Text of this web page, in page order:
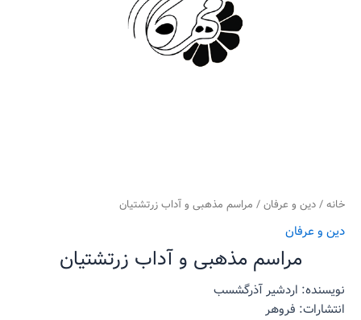
خانه/دین و عرفان/ مراسم مذهبی و آداب زرتشتیان
دین و عرفان
مراسم مذهبی و آداب زرتشتیان
نویسنده: اردشیر آذرگشسب
انتشارات: فروهر